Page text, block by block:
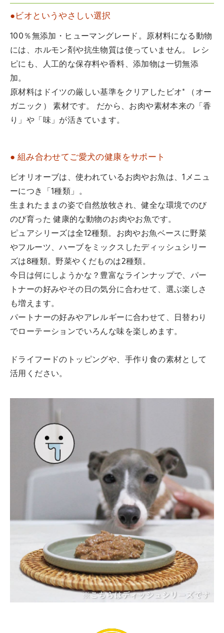
●ビオというやさしい選択
100％無添加・ヒューマングレード。原材料になる動物
には、ホルモン剤や抗生物質は使っていません。 レシ
ピにも、人工的な保存料や香料、添加物は一切無添
加。
原材料はドイツの厳しい基準をクリアしたビオ* （オー
ガニック） 素材です。 だから、お肉や素材本来の「香
り」や「味」が活きています。
● 組み合わせてご愛犬の健康をサポート
ビオリオーブは、使われているお肉やお魚は、1メニュ
ーにつき「1種類」。
生まれたままの姿で自然放牧され、健全な環境でのび
のび育った 健康的な動物のお肉やお魚です。
ピュアシリーズは全12種類。お肉やお魚ベースに野菜
やフルーツ、ハーブをミックスしたディッシュシリー
ズは8種類。野菜やくだものは2種類。
今日は何にしようかな？豊富なラインナップで、パー
トナーの好みやその日の気分に合わせて、選ぶ楽しさ
も増えます。
パートナーの好みやアレルギーに合わせて、日替わり
でローテーションでいろんな味を楽しめます。
ドライフードのトッピングや、手作り食の素材として
活用ください。